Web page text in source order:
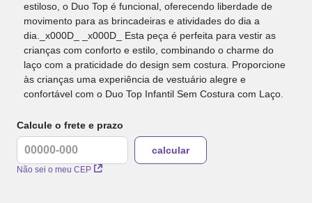
estiloso, o Duo Top é funcional, oferecendo liberdade de
movimento para as brincadeiras e atividades do dia a
dia._x000D_ _x000D_ Esta peça é perfeita para vestir as
crianças com conforto e estilo, combinando o charme do
laço com a praticidade do design sem costura. Proporcione
às crianças uma experiência de vestuário alegre e
confortável com o Duo Top Infantil Sem Costura com Laço.
Calcule o frete e prazo
Não sei o meu CEP